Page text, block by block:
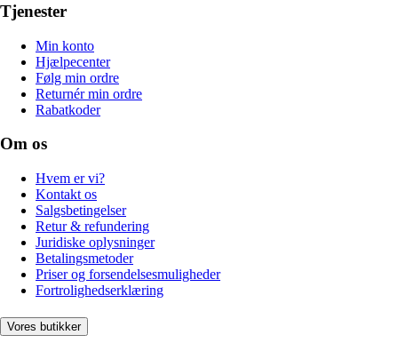
Tjenester
Min konto
Hjælpecenter
Følg min ordre
Returnér min ordre
Rabatkoder
Om os
Hvem er vi?
Kontakt os
Salgsbetingelser
Retur & refundering
Juridiske oplysninger
Betalingsmetoder
Priser og forsendelsesmuligheder
Fortrolighedserklæring
Vores butikker